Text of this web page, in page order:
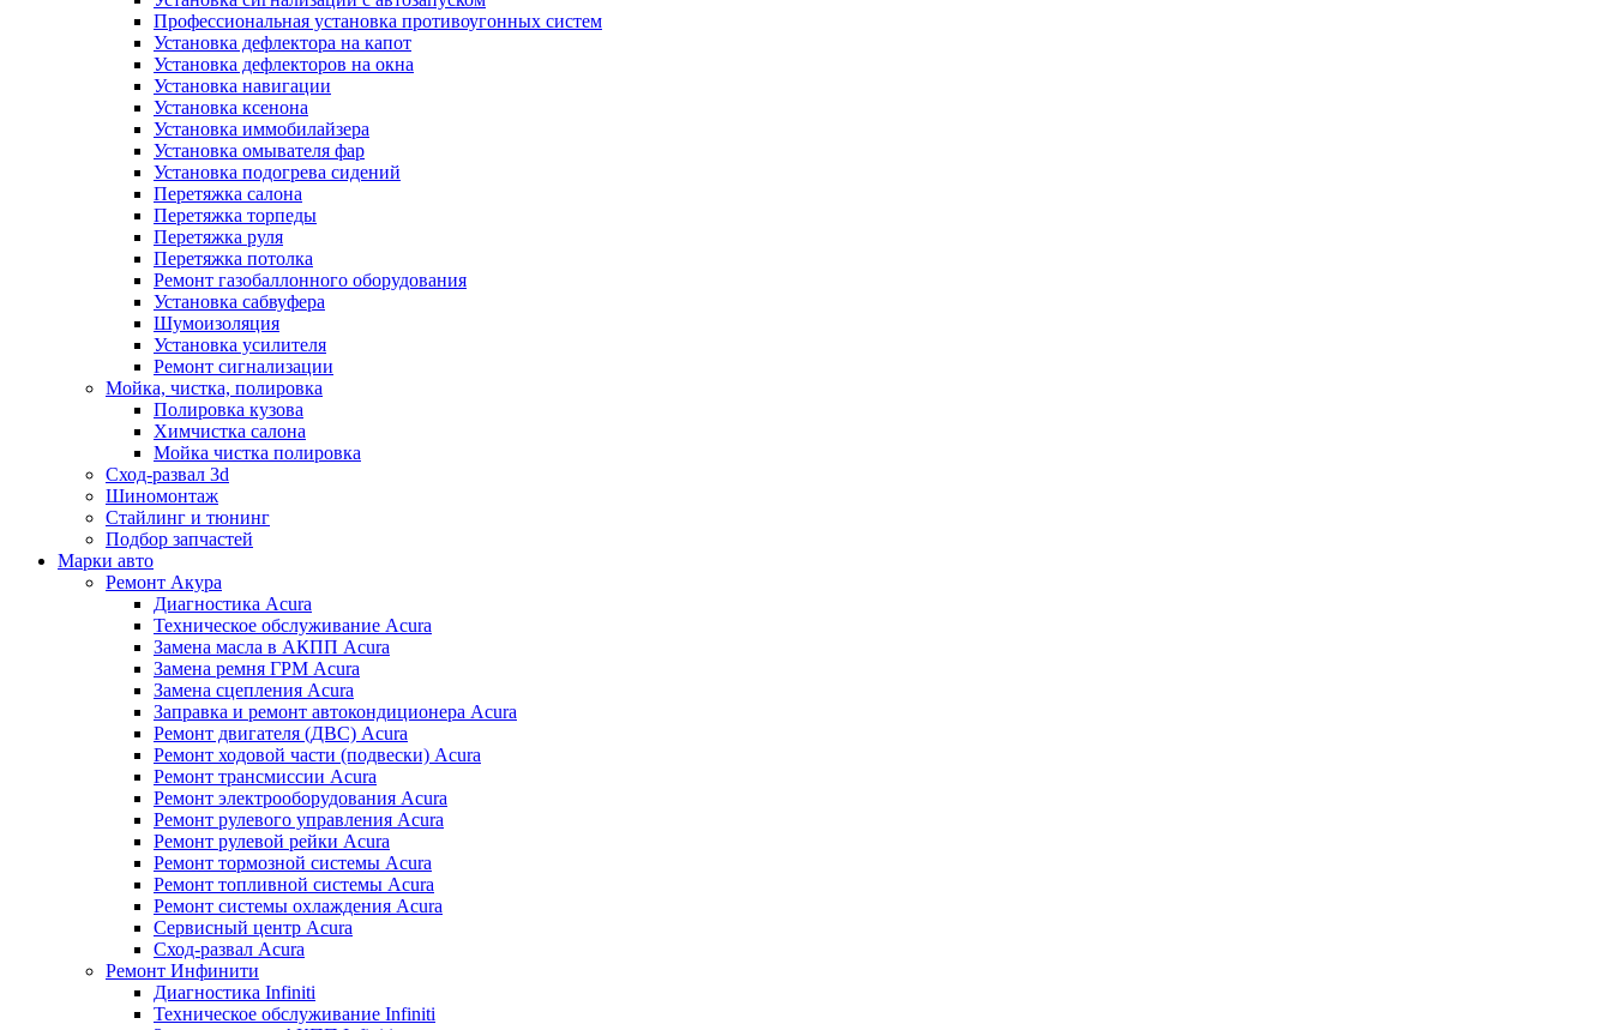
Профессиональная установка противоугонных систем
Установка дефлектора на капот
Установка дефлекторов на окна
Установка навигации
Установка ксенона
Установка иммобилайзера
Установка омывателя фар
Установка подогрева сидений
Перетяжка салона
Перетяжка торпеды
Перетяжка руля
Перетяжка потолка
Ремонт газобаллонного оборудования
Установка сабвуфера
Шумоизоляция
Установка усилителя
Ремонт сигнализации
Мойка, чистка, полировка
Полировка кузова
Химчистка салона
Мойка чистка полировка
Сход-развал 3d
Шиномонтаж
Стайлинг и тюнинг
Подбор запчастей
Марки авто
Ремонт Акура
Диагностика Acura
Техническое обслуживание Acura
Замена масла в АКПП Acura
Замена ремня ГРМ Acura
Замена сцепления Acura
Заправка и ремонт автокондиционера Acura
Ремонт двигателя (ДВС) Acura
Ремонт ходовой части (подвески) Acura
Ремонт трансмиссии Acura
Ремонт электрооборудования Acura
Ремонт рулевого управления Acura
Ремонт рулевой рейки Acura
Ремонт тормозной системы Acura
Ремонт топливной системы Acura
Ремонт системы охлаждения Acura
Сервисный центр Acura
Сход-развал Acura
Ремонт Инфинити
Диагностика Infiniti
Техническое обслуживание Infiniti